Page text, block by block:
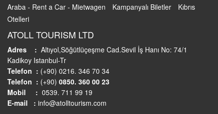
Araba - Rent a Car - Mietwagen
Kampanyalı Biletler
Kıbrıs
Otelleri
ATOLL TOURISM LTD
Adres : Altıyol,Söğütlüçeşme Cad.Sevil İş Hanı No: 74/1
Kadikoy Istanbul-Tr
Telefon : (+90) 0216. 346 70 34
Telefon : (+90) 0850. 360 00 23
Mobil : 0539. 711 99 19
E-mail : info@atolltourism.com